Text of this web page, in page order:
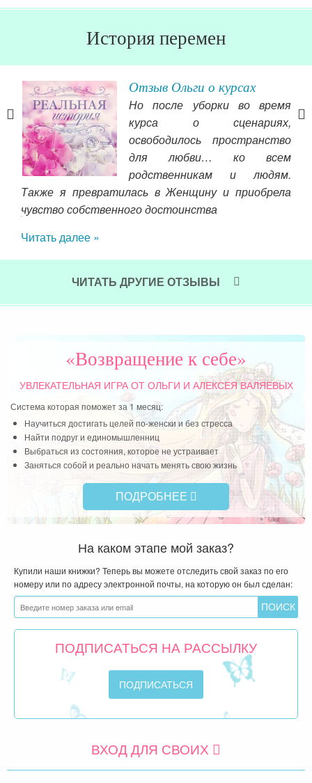
История перемен
Отзыв Ольги о курсах
Но после уборки во время
курса о сценариях,
освободилось пространство
для любви… ко всем
родственникам и людям.
Также я превратилась в Женщину и приобрела
чувство собственного достоинства
Читать далее »
ЧИТАТЬ ДРУГИЕ ОТЗЫВЫ
«Возвращение к себе»
УВЛЕКАТЕЛЬНАЯ ИГРАОТ ОЛЬГИ И АЛЕКСЕЯ ВАЛЯЕВЫХ
Система которая поможет за 1 месяц:
Научиться достигать целей по-женски и без стресса
Найти подруг и единомышленниц
Выбраться из состояния, которое не устраивает
Заняться собой и реально начать менять свою жизнь
ПОДРОБНЕЕ
На каком этапе мой заказ?
Купили наши книжки? Теперь вы можете отследить свой заказ по его
номеру или по адресу электронной почты, на которую он был сделан:
ПОДПИСАТЬСЯ НА РАССЫЛКУ
ВХОД ДЛЯ СВОИХ